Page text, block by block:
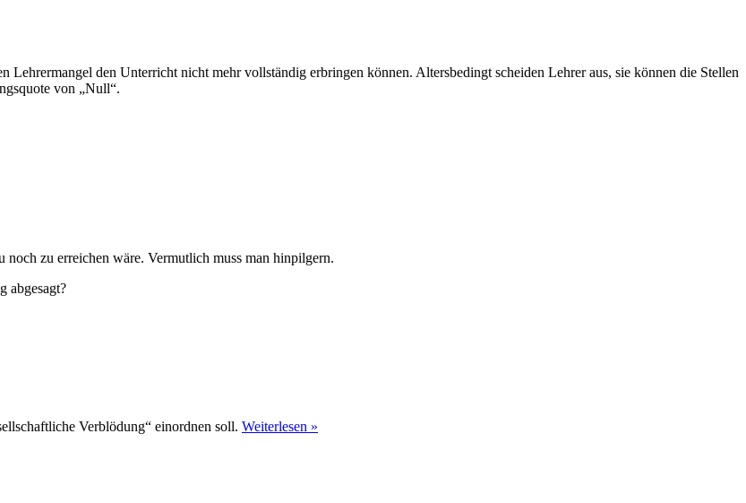
den Unterricht nicht mehr vollständig erbringen können. Altersbedingt scheiden Lehrer aus, sie können die Stellen
von „Null“.
noch zu erreichen wäre. Vermutlich muss man hinpilgern.
abgesagt?
Verblödung“ einordnen soll. Weiterlesen »